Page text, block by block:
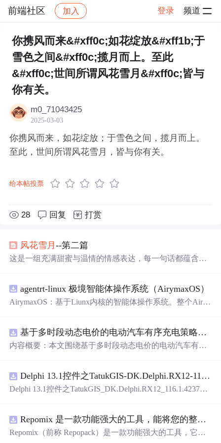
前端社区 加入 登录 频道
社区 前端社区 感慨 帖子详情
你携风而来&#xff0c;如花绽放&#xff1b;于
雪色之间&#xff0c;揽月而上。至此
&#xff0c;世间所谓风花雪月&#xff0c;皆与
你有关。
m0_71043425
2025-03-03
你携风而来，如花绽放；于雪色之间，揽月而上。
至此，世间所谓风花雪月，皆与你有关。
给本帖投票
28 回复 打赏
风花雪 月--第二篇
这是一组充满甜蜜与温情的情感表达，每一句话都蕴含着
细腻的一面，让人感受到爱情的美好和力量。
agentrt-linux 极境智能体操作系统（AirymaxOS）
AirymaxOS：基于Liunx内核的智能体操作系统。整个Airy
度更快，运行更稳定。
基于多时段动态电价的电动汽车有序充电策略优化（Matlab代码实现）
内容概要：本文围绕基于多时段动态电价的电动汽车有序
降低用户充电成本。文中系统设计了多时段电价模型，深
入分析其对电动汽车充电需求的引导机制，构建了兼顾经
曲线，验证了该策略在削峰填谷、提升可再生能源消纳能
力以及实现电网与用户双赢方面的有效性。研究进一步考
虑了用户响应行为的不确定性，增强了模型在实际应用中
Delphi 13.1控件之TatukGIS-DK.Delphi.RX12-116.1.42371.exe.zip
Delphi 13.1控件之TatukGIS_DK.Delphi.RX12_116.1.42371.e
Repomix 是一款功能强大的工具，能将您的整个代码库打包成单个 AI 友好型文件
Repomix（前称 Repopack）是一款功能强大的工具，它能